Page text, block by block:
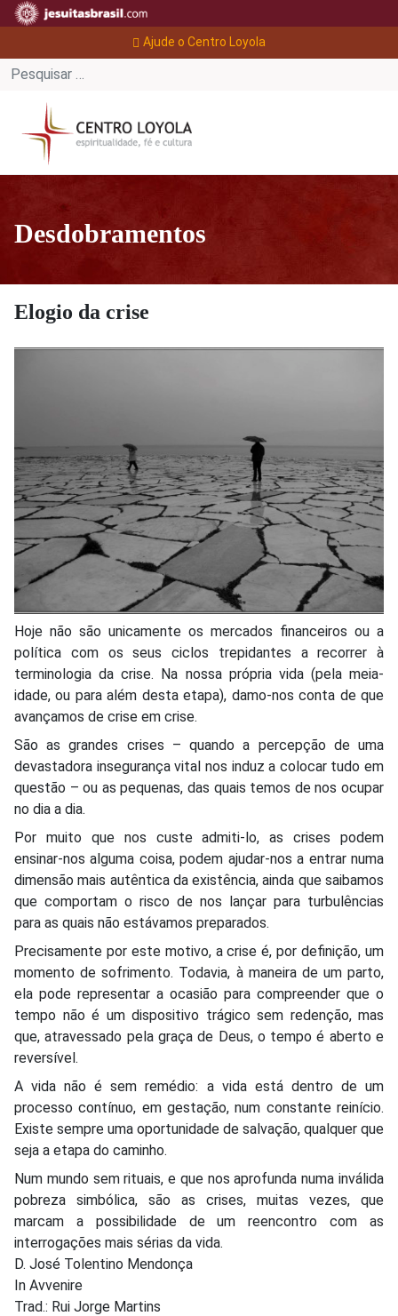
Ajude o Centro Loyola
Desdobramentos
Elogio da crise
Hoje não são unicamente os mercados financeiros ou a
política com os seus ciclos trepidantes a recorrer à
terminologia da crise. Na nossa própria vida (pela meia-
idade, ou para além desta etapa), damo-nos conta de que
avançamos de crise em crise.
São as grandes crises – quando a percepção de uma
devastadora insegurança vital nos induz a colocar tudo em
questão – ou as pequenas, das quais temos de nos ocupar
no dia a dia.
Por muito que nos custe admiti-lo, as crises podem
ensinar-nos alguma coisa, podem ajudar-nos a entrar numa
dimensão mais autêntica da existência, ainda que saibamos
que comportam o risco de nos lançar para turbulências
para as quais não estávamos preparados.
Precisamente por este motivo, a crise é, por definição, um
momento de sofrimento. Todavia, à maneira de um parto,
ela pode representar a ocasião para compreender que o
tempo não é um dispositivo trágico sem redenção, mas
que, atravessado pela graça de Deus, o tempo é aberto e
reversível.
A vida não é sem remédio: a vida está dentro de um
processo contínuo, em gestação, num constante reinício.
Existe sempre uma oportunidade de salvação, qualquer que
seja a etapa do caminho.
Num mundo sem rituais, e que nos aprofunda numa inválida
pobreza simbólica, são as crises, muitas vezes, que
marcam a possibilidade de um reencontro com as
interrogações mais sérias da vida.
D. José Tolentino Mendonça
In Avvenire
Trad.: Rui Jorge Martins